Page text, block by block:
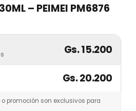
– PEIMEI PM6876
Gs. 15.200
Gs. 20.200
promoción son exclusivos para